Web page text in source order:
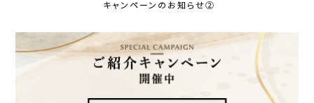
キャンペーンのお知らせ②